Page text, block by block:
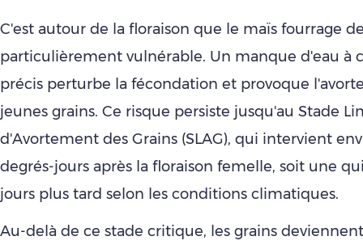
C'est autour de la floraison que le maïs fourrage
particulièrement vulnérable. Un manque d'eau à
précis perturbe la fécondation et provoque
jeunes grains. Ce risque persiste jusqu'au Stade
d'Avortement des Grains (SLAG), qui intervient
degrés-jours après la floraison femelle, soit une
jours plus tard selon les conditions climatiques.
Au-delà de ce stade critique, les grains